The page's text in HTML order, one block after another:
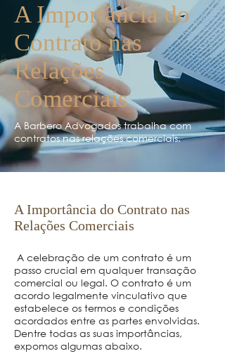
A Importância do
Contrato nas
Relações
Comerciais
A Barbero Advogados trabalha com
contratos nas relações comerciais.
A Importância do Contrato nas
Relações Comerciais
A celebração de um contrato é um
passo crucial em qualquer transação
comercial ou legal. O contrato é um
acordo legalmente vinculativo que
estabelece os termos e condições
acordados entre as partes envolvidas.
Dentre todas as suas importâncias,
expomos algumas abaixo.